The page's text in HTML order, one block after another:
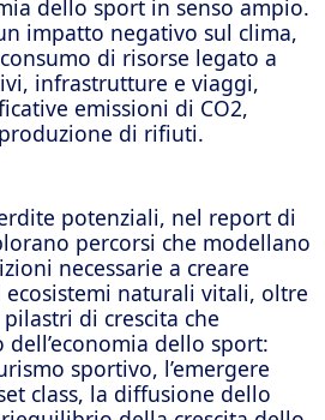
dello sport in senso ampio.
impatto negativo sul clima,
di risorse legato a
infrastrutture e viaggi,
emissioni di CO2,
di rifiuti.
potenziali, nel report di
percorsi che modellano
necessarie a creare
naturali vitali, oltre
di crescita che
dello sport:
sportivo, l’emergere
class, la diffusione dello